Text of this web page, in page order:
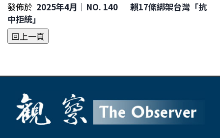
發佈於 2025年4月｜NO. 140 │ 賴17條綁架台灣「抗
中拒統」